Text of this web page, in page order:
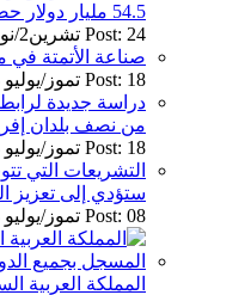
54.5 مليار دولار حصاد صفقات معرض دبي للطيران
Post: 24 تشرين2/نوفمبر 2019
صناعة الأتمتة
Post: 18 تموز/يوليو 2018
دراسة جديدة
من نصف بلدان
Post: 18 تموز/يوليو 2018
التشريعات التي
ستؤدي إلى تعزيز
Post: 08 تموز/يوليو 2018